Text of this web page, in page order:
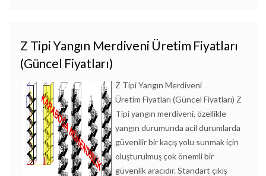
Z Tipi Yangın Merdiveni Üretim Fiyatları
(Güncel Fiyatları)
Z Tipi Yangın Merdiveni
Üretim Fiyatları (Güncel Fiyatları) Z
Tipi yangın merdiveni, özellikle
yangın durumunda acil durumlarda
güvenilir bir kaçış yolu sunmak için
oluşturulmuş çok önemli bir
güvenlik aracıdır. Standart çıkış